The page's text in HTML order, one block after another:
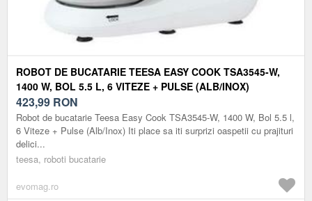
ROBOT DE BUCATARIE TEESA EASY COOK TSA3545-W,
1400 W, BOL 5.5 L, 6 VITEZE + PULSE (ALB/INOX)
423,99 RON
Robot de bucatarie Teesa Easy Cook TSA3545-W, 1400 W, Bol 5.5 l,
6 Viteze + Pulse (Alb/Inox) Iti place sa iti surprizi oaspetii cu prajituri
delici...
teesa, roboti bucatarie
evomag.ro